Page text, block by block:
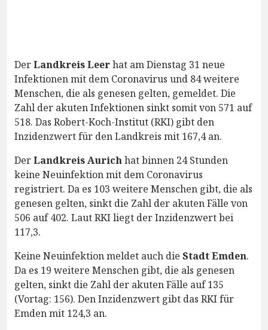
DerLandkreis Leerhat am Dienstag 31 neue
Infektionen mit dem Coronavirus und 84 weitere
Menschen, die als genesen gelten, gemeldet. Die
Zahl der akuten Infektionen sinkt somit von 571 auf
518. Das Robert-Koch-Institut (RKI) gibt den
Inzidenzwert für den Landkreis mit 167,4 an.
DerLandkreis Aurichhat binnen 24 Stunden
keine Neuinfektion mit dem Coronavirus
registriert. Da es 103 weitere Menschen gibt, die als
genesen gelten, sinkt die Zahl der akuten Fälle von
506 auf 402. Laut RKI liegt der Inzidenzwert bei
117,3.
Keine Neuinfektion meldet auch die Stadt Emden.
Da es 19 weitere Menschen gibt, die als genesen
gelten, sinkt die Zahl der akuten Fälle auf 135
(Vortag: 156). Den Inzidenzwert gibt das RKI für
Emden mit 124,3 an.